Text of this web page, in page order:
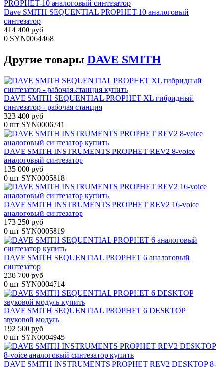
Dave SMITH SEQUENTIAL PROPHET-10 аналоговый
синтезатор
414 400 руб
0 SYN0064468
Другие товары DAVE SMITH
DAVE SMITH SEQUENTIAL PROPHET XL гибридный
синтезатор - рабочая станция
323 400 руб
0 шт SYN0006741
DAVE SMITH INSTRUMENTS PROPHET REV2 8-voice
аналоговый синтезатор
135 000 руб
0 шт SYN0005818
DAVE SMITH INSTRUMENTS PROPHET REV2 16-voice
аналоговый синтезатор
173 250 руб
0 шт SYN0005819
DAVE SMITH SEQUENTIAL PROPHET 6 аналоговый
синтезатор
238 700 руб
0 шт SYN0004714
DAVE SMITH SEQUENTIAL PROPHET 6 DESKTOP
звуковой модуль
192 500 руб
0 шт SYN0004945
DAVE SMITH INSTRUMENTS PROPHET REV2 DESKTOP 8-